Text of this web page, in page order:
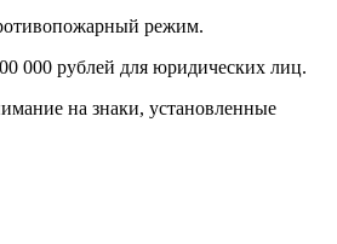
режим.
000 рублей для юридических лиц.
на знаки, установленные